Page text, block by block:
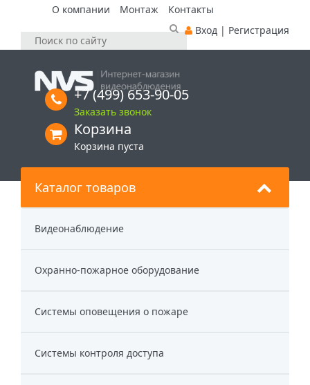
О компании Монтаж
Контакты
Вход | Регистрация
+7 (499) 653-90-05
Заказать звонок
Корзина
Корзина пуста
Каталог товаров
Видеонаблюдение
Охранно-пожарное оборудование
Системы оповещения о пожаре
Системы контроля доступа